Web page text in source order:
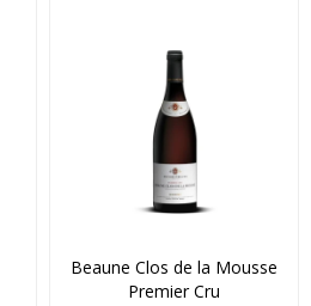
Beaune Clos de la Mousse
Premier Cru